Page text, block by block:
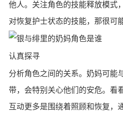
他人。关注角色的技能释放模式
对恢复护士状态的技能，那很可
认真探寻
分析角色之间的关系。奶妈可能
带，会特别关心他们的安危。看
互动更多是围绕着照顾和恢复，